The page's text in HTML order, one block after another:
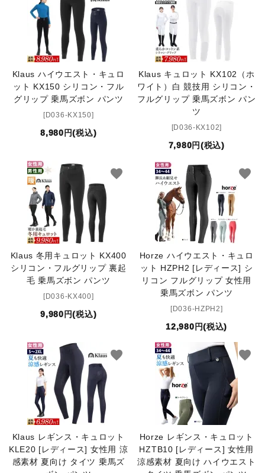
Klaus ハイウエスト・キュロ
ット KX150 シリコン・フル
グリップ 乗馬ズボン パンツ
[D036-KX150]
8,980円(税込)
Klaus キュロット KX102（ホ
ワイト）白 競技用 シリコン・
フルグリップ 乗馬ズボン パン
ツ
[D036-KX102]
7,980円(税込)
Klaus 冬用キュロット KX400
シリコン・フルグリップ 裏起
毛 乗馬ズボン パンツ
[D036-KX400]
9,980円(税込)
favorite
Horze ハイウエスト・キュロ
ット HZPH2 [レディース] シ
リコン フルグリップ 女性用
乗馬ズボン パンツ
[D036-HZPH2]
12,980円(税込)
favorite
Klaus レギンス・キュロット
KLE20 [レディース] 女性用 涼
感素材 夏向け タイツ 乗馬ズ
favorite
Horze レギンス・キュロット
HZTB10 [レディース] 女性用
涼感素材 夏向け ハイウエスト
favorite